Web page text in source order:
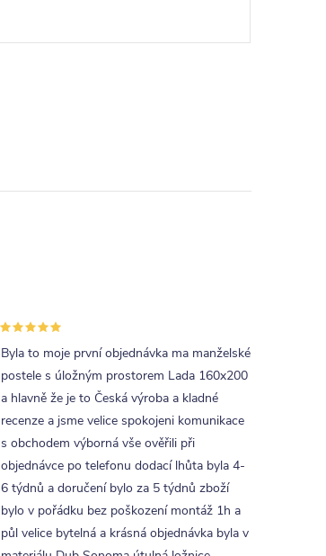
Byla to moje první objednávka ma manželské
postele s úložným prostorem Lada 160x200
a hlavně že je to Česká výroba a kladné
recenze a jsme velice spokojeni komunikace
s obchodem výborná vše ověřili při
objednávce po telefonu dodací lhůta byla 4-
6 týdnů a doručení bylo za 5 týdnů zboží
bylo v pořádku bez poškození montáž 1h a
půl velice bytelná a krásná objednávka byla v